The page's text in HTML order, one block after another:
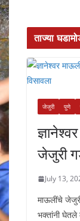
ताज्या
जेजुरी पुणे
जेजुरी
July 13,
माऊलींचे
भक्तांनी घेतले